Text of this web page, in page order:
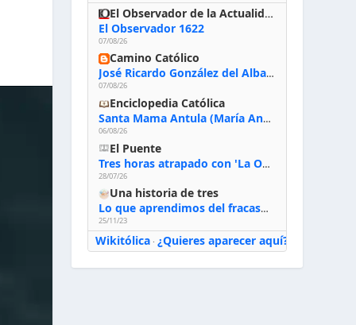
El Observador de la Actualidad
El Observador 1622
07/08/26
Camino Católico
José Ricardo González del Alba, artista sacro: «Yo oro, hablo con Dios, le pido al Espíritu Santo su inspiración y siempre pinto rezando el rosario para que sea Él quien actúe a través de mis manos»
07/08/26
Enciclopedia Católica
Santa Mama Antula (María Antonia de Paz y Figueroa)
06/08/26
El Puente
Tres horas atrapado con 'La Odisea' de Nolan
28/07/26
Una historia de tres
Lo que aprendimos del fracaso al emprender
25/11/23
Wikitólica· ¿Quieres aparecer aquí?